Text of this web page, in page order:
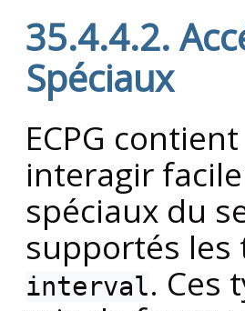
35.4.4.2.
Spéciaux
ECPG
interagir
spéciaux du
supportés les
interval. Ces